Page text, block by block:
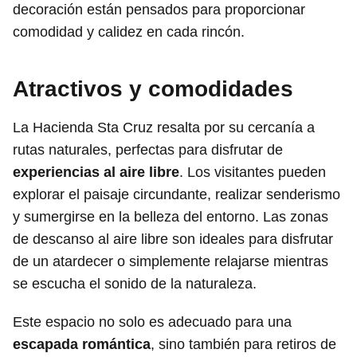
decoración están pensados para proporcionar
comodidad y calidez en cada rincón.
Atractivos y comodidades
La Hacienda Sta Cruz resalta por su cercanía a
rutas naturales, perfectas para disfrutar de
experiencias al aire libre. Los visitantes pueden
explorar el paisaje circundante, realizar senderismo
y sumergirse en la belleza del entorno. Las zonas
de descanso al aire libre son ideales para disfrutar
de un atardecer o simplemente relajarse mientras
se escucha el sonido de la naturaleza.
Este espacio no solo es adecuado para una
escapada romántica, sino también para retiros de